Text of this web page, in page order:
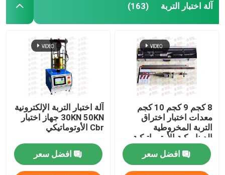
آلة اختبار التربة (163)
8 كجم 9 كجم 10 كجم
معدات اختبار اختراق
التربة المخروطية
الديناميكية الأوتوماتيكية
SPT
افضل سعر
آلة اختبار التربة الإلكترونية
30KN 50KN جهاز اختبار
Cbr الأوتوماتيكي
افضل سعر